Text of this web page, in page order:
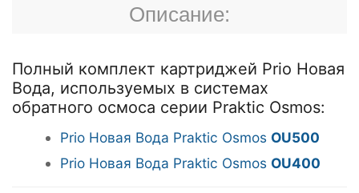
Описание:
Полный комплект картриджей Prio Новая
Вода, используемых в системах
обратного осмоса серии Praktic Osmos:
Prio Новая Вода Praktic Osmos OU500
Prio Новая Вода Praktic Osmos OU400